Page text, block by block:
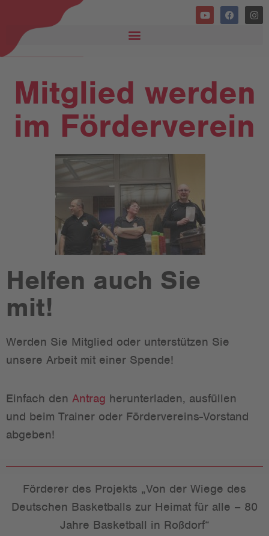
Mitglied werden
im Förderverein
Helfen auch Sie
mit!
Werden Sie Mitglied oder unterstützen Sie
unsere Arbeit mit einer Spende!
Einfach den Antrag herunterladen, ausfüllen
und beim Trainer oder Fördervereins-Vorstand
abgeben!
Förderer des Projekts „Von der Wiege des
Deutschen Basketballs zur Heimat für alle – 80
Jahre Basketball in Roßdorf“